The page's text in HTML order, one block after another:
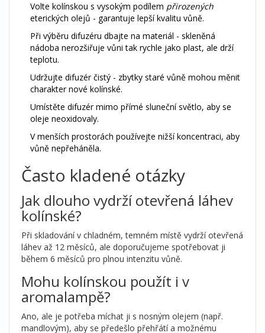
Volte kolínskou s vysokým podílem přirozených
eterických olejů - garantuje lepší kvalitu vůně.
Při výběru difuzéru dbajte na materiál - skleněná
nádoba nerozšiřuje vůni tak rychle jako plast, ale drží
teplotu.
Udržujte difuzér čistý - zbytky staré vůně mohou měnit
charakter nové kolínské.
Umístěte difuzér mimo přímé sluneční světlo, aby se
oleje neoxidovaly.
V menších prostorách používejte nižší koncentraci, aby
vůně nepřeháněla.
Často kladené otázky
Jak dlouho vydrží otevřená láhev
kolínské?
Při skladování v chladném, temném místě vydrží otevřená
láhev až 12 měsíců, ale doporučujeme spotřebovat ji
během 6 měsíců pro plnou intenzitu vůně.
Mohu kolínskou použít i v
aromalampě?
Ano, ale je potřeba míchat ji s nosným olejem (např.
mandlovým), aby se předešlo přehřátí a možnému